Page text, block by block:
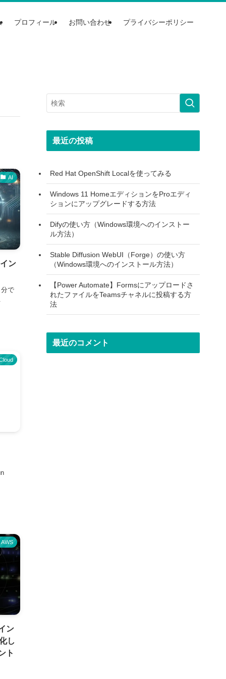
プロフィール お問い合わせ プライバシーポリシー
AI
ン
で
AWS
ン
し
ト
最近の投稿
Red Hat OpenShift Localを使ってみる
Windows 11 HomeエディションをProエディ
ションにアップグレードする方法
Difyの使い方（Windows環境へのインストー
ル方法）
Stable Diffusion WebUI（Forge）の使い方
（Windows環境へのインストール方法）
【Power Automate】Formsにアップロードさ
れたファイルをTeamsチャネルに投稿する方
法
最近のコメント